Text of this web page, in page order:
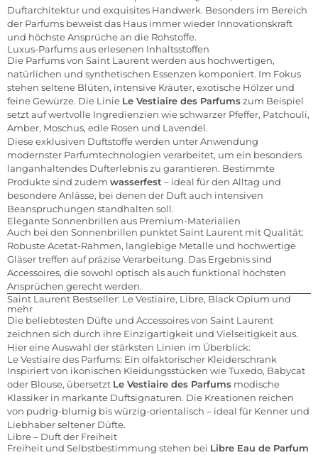
Duftarchitektur und exquisites Handwerk. Besonders im Bereich
der Parfums beweist das Haus immer wieder Innovationskraft
und höchste Ansprüche an die Rohstoffe.
Luxus-Parfums aus erlesenen Inhaltsstoffen
Die Parfums von Saint Laurent werden aus hochwertigen,
natürlichen und synthetischen Essenzen komponiert. Im Fokus
stehen seltene Blüten, intensive Kräuter, exotische Hölzer und
feine Gewürze. Die Linie Le Vestiaire des Parfumszum Beispiel
setzt auf wertvolle Ingredienzien wie schwarzer Pfeffer, Patchouli,
Amber, Moschus, edle Rosen und Lavendel.
Diese exklusiven Duftstoffe werden unter Anwendung
modernster Parfumtechnologien verarbeitet, um ein besonders
langanhaltendes Dufterlebnis zu garantieren. Bestimmte
Produkte sind zudem wasserfest – ideal für den Alltag und
besondere Anlässe, bei denen der Duft auch intensiven
Beanspruchungen standhalten soll.
Elegante Sonnenbrillen aus Premium-Materialien
Auch bei den Sonnenbrillen punktet Saint Laurent mit Qualität:
Robuste Acetat-Rahmen, langlebige Metalle und hochwertige
Gläser treffen auf präzise Verarbeitung. Das Ergebnis sind
Accessoires, die sowohl optisch als auch funktional höchsten
Ansprüchen gerecht werden.
Saint Laurent Bestseller: Le Vestiaire, Libre, Black Opium und
mehr
Die beliebtesten Düfte und Accessoires von Saint Laurent
zeichnen sich durch ihre Einzigartigkeit und Vielseitigkeit aus.
Hier eine Auswahl der stärksten Linien im Überblick:
Le Vestiaire des Parfums: Ein olfaktorischer Kleiderschrank
Inspiriert von ikonischen Kleidungsstücken wie Tuxedo, Babycat
oder Blouse, übersetzt Le Vestiaire des Parfums modische
Klassiker in markante Duftsignaturen. Die Kreationen reichen
von pudrig-blumig bis würzig-orientalisch – ideal für Kenner und
Liebhaber seltener Düfte.
Libre – Duft der Freiheit
Freiheit und Selbstbestimmung stehen bei Libre Eau de Parfum